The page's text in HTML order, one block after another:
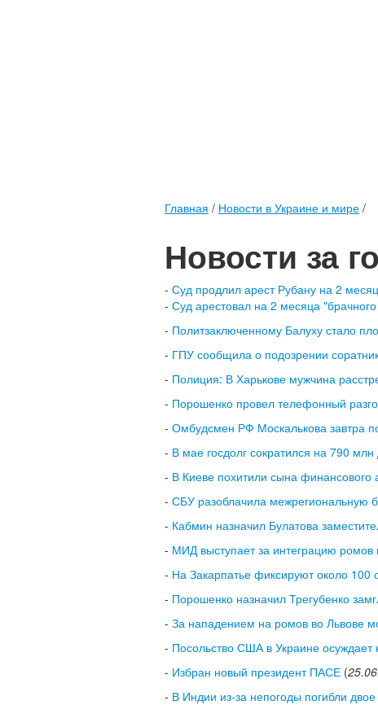
Главная / Новости в Украине и мире /
Новости за
- Суд продлил арест Рубану на 2
- Суд арестовал на 2 месяца
- Политзаключенному Балуху стало
- ГПУ сообщила о подозрении
- Полиция: В Харькове мужчина
- Порошенко провел телефонный
- Омбудсмен РФ Москалькова завтра
- В мае госдолг сократился на 790
- В Киеве похитили сына финансового
- СБУ разоблачила межрегиональную
- Кабмин назначил Булатова
- МИД выступает за интеграцию ромов
- На Закарпатье фиксируют около
- Порошенко назначил Трегубенко
- За нападением на ромов во Львове
- Посольство США в Украине
- Избран новый президент ПАСЕ (
- В Индии из-за непогоды погибли двое